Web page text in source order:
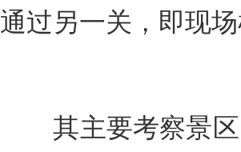
通过另一关，即现场
其主要考察景区